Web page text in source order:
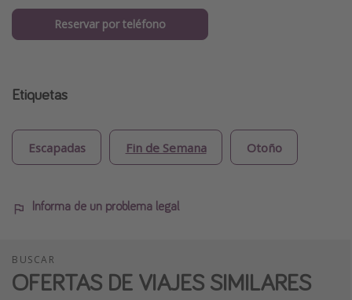
Reservar por teléfono
Etiquetas
Escapadas Fin de Semana Otoño
Informa de un problema legal
BUSCAR
OFERTAS DE VIAJES SIMILARES